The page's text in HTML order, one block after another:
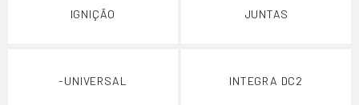
IGNIÇÃO JUNTAS
-UNIVERSAL INTEGRA DC2